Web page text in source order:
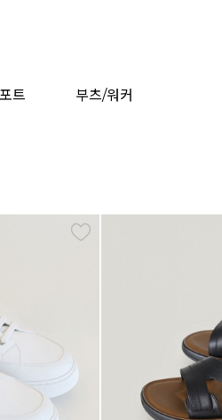
트 부츠/워커